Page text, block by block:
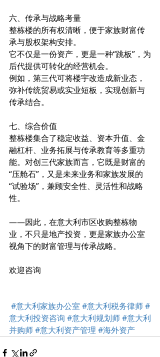
六、传承与战略考量
整栋楼的所有权清晰，便于家族财富传
承与股权架构安排。
它不仅是一份资产，更是一种“跳板”，为
后代提供可转化的经营机会。
例如，第三代可将楼宇改造成新业态，
弥补传统贸易或实业短板，实现创新与
传承结合。
七、综合价值
整栋楼集合了稳定收益、资本升值、金
融杠杆、业务拓展与传承教育等多重功
能。对创三代家族而言，它既是财富的
“压舱石”，又是未来业务和家族发展的
“试验场”，兼顾安全性、灵活性和战略
性。
——因此，在意大利市区收购整栋物
业，不只是地产投资，更是家族办公室
视角下的财富管理与传承战略。
欢迎咨询
#意大利家族办公室 #意大利税务律师#
意大利投资咨询 #意大利规划师#意大利
并购师#意大利资产管理 #海外资产